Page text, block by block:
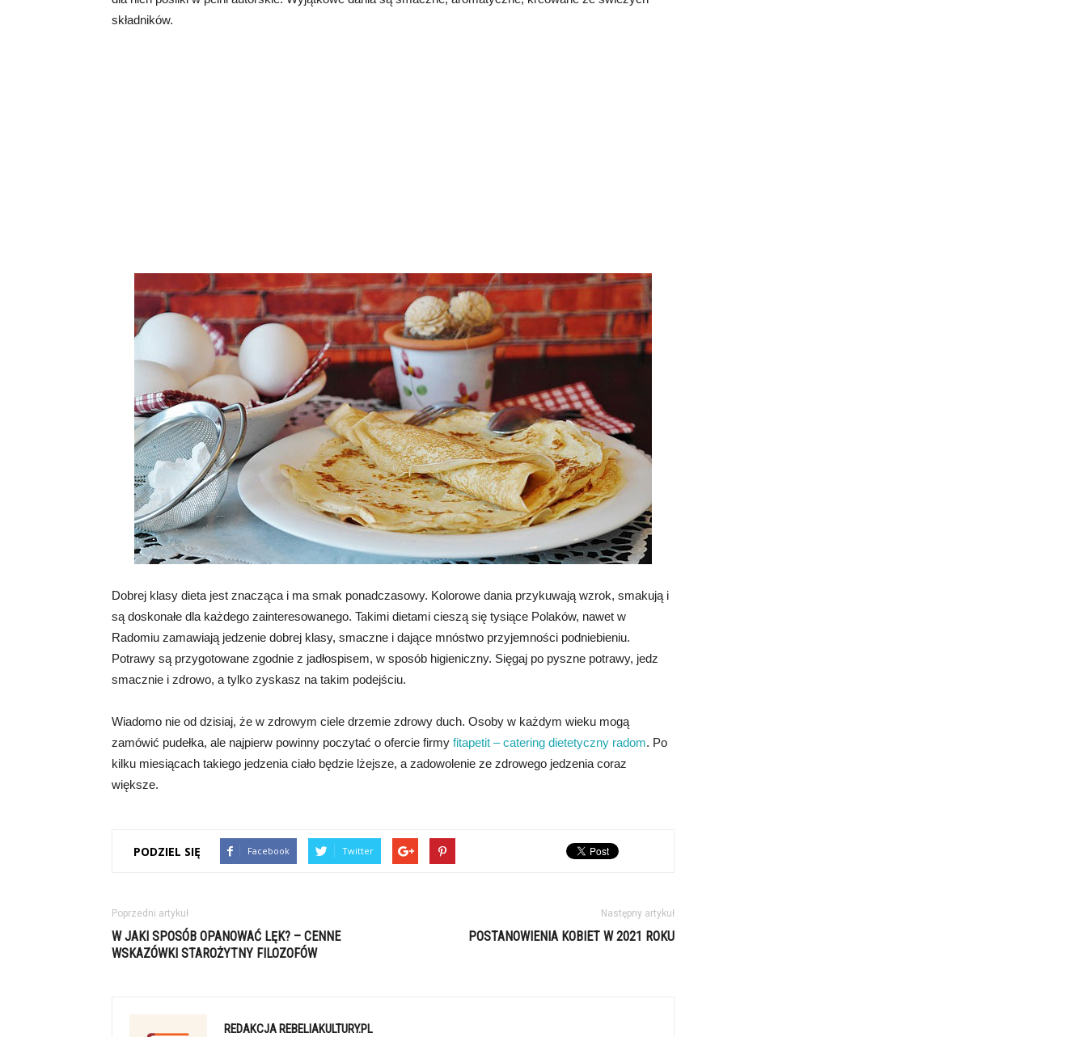
składników.
Dobrej klasy dieta jest znacząca i ma smak ponadczasowy. Kolorowe dania przykuwają wzrok, smakują i
są doskonałe dla każdego zainteresowanego. Takimi dietami cieszą się tysiące Polaków, nawet w
Radomiu zamawiają jedzenie dobrej klasy, smaczne i dające mnóstwo przyjemności podniebieniu.
Potrawy są przygotowane zgodnie z jadłospisem, w sposób higieniczny. Sięgaj po pyszne potrawy, jedz
smacznie i zdrowo, a tylko zyskasz na takim podejściu.
Wiadomo nie od dzisiaj, że w zdrowym ciele drzemie zdrowy duch. Osoby w każdym wieku mogą
zamówić pudełka, ale najpierw powinny poczytać o ofercie firmy fitapetit – catering dietetyczny radom. Po
kilku miesiącach takiego jedzenia ciało będzie lżejsze, a zadowolenie ze zdrowego jedzenia coraz
większe.
PODZIEL SIĘ Facebook Twitter
Poprzedni artykuł
W JAKI SPOSÓB OPANOWAĆ LĘK? – CENNE
WSKAZÓWKI STAROŻYTNY FILOZOFÓW
Następny artykuł
POSTANOWIENIA KOBIET W 2021 ROKU
REDAKCJA REBELIAKULTURY.PL